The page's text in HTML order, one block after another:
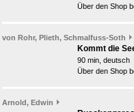
Über den Shop
von Rohr, Plieth, Schmalfuss-Soth
Kommt die
90 min, deutsch
Über den Shop
Arnold, Edwin